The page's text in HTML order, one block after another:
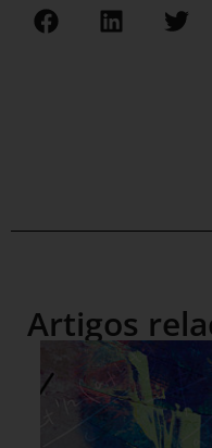
Artigos